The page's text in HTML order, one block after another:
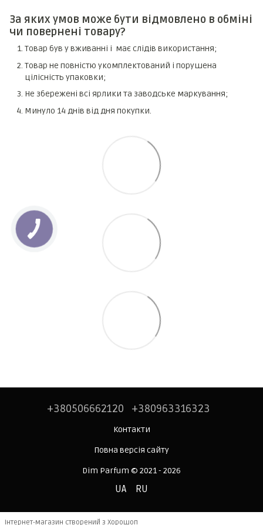
За яких умов може бути відмовлено в обміні
чи повернені товару?
Товар був у вживанні і має слідів використання;
Товар не повністю укомплектований і порушена
цілісність упаковки;
Не збережені всі ярлики та заводське маркування;
Минуло 14 днів від дня покупки.
+380506662120 +380963316323
Контакти
Повна версія сайту
Dim Parfum © 2021 - 2026
UA RU
Інтернет-магазин створений з Хорошоп